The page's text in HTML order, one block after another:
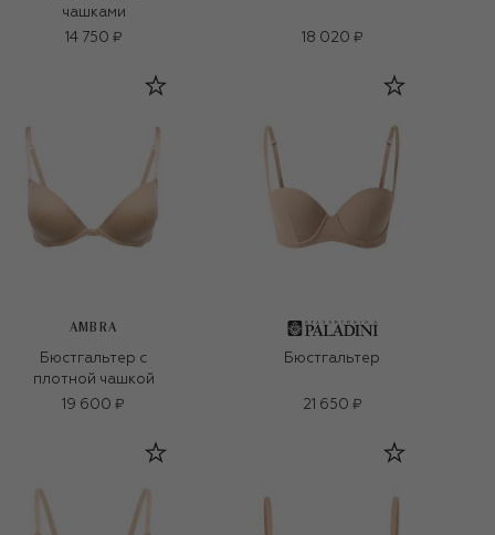
чашками
14 750 ₽
18 020 ₽
AMBRA
Бюстгальтер с
плотной чашкой
19 600 ₽
Бюстгальтер
21 650 ₽